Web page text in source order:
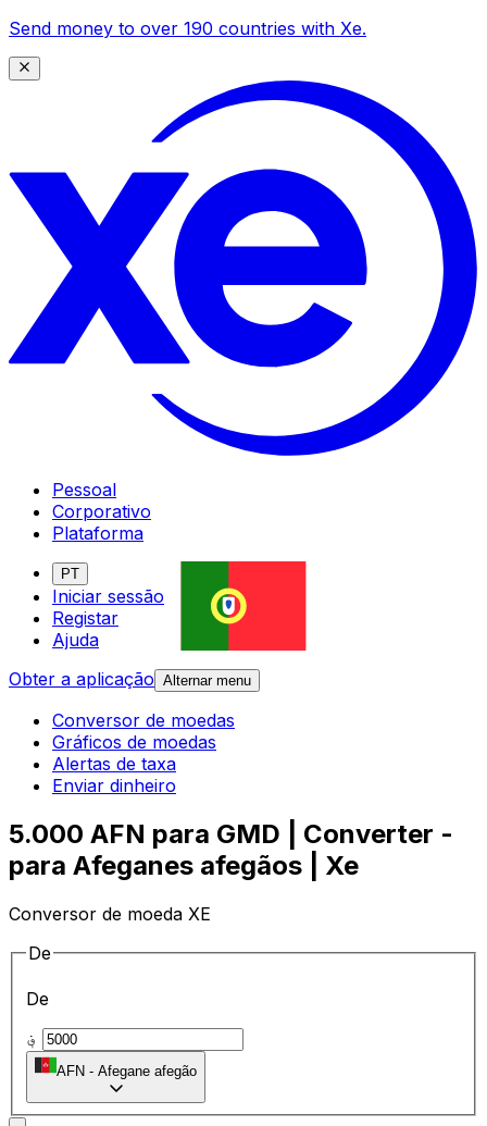
Send money to over 190 countries with Xe.
Pessoal
Corporativo
Plataforma
PT
Iniciar sessão
Registar
Ajuda
Obter a aplicação Alternar menu
Conversor de moedas
Gráficos de moedas
Alertas de taxa
Enviar dinheiro
5.000 AFN para GMD | Converter -
para Afeganes afegãos | Xe
Conversor de moeda XE
De
De
AFN - Afegane afegão